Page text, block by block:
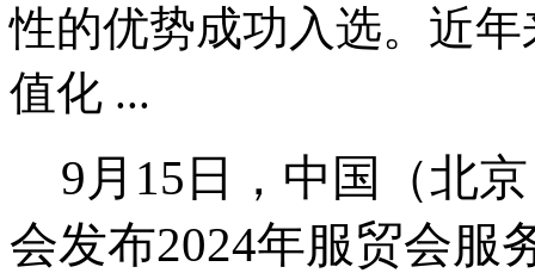
性的优势成功入选。近
值化 ...
9月15日，中国（北
会发布2024年服贸会服